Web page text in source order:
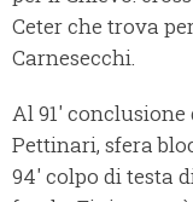
Ceter che trova
Carnesecchi.
Al 91'
Pettinari, sfera
94' colpo di testa